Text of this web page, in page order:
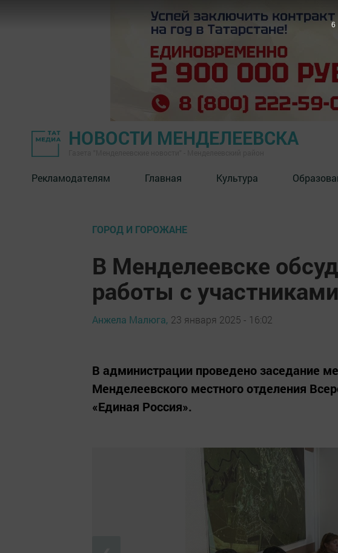
НОВОСТИ МЕНДЕЛЕЕВСКА
Рекламодателям Главная Культура
ГОРОД И ГОРОЖАНЕ
В Менделеевске
работы с
Анжела Малюга, 23 января 2025 - 16:02
В администрации проведено заседание
Менделеевского местного отделения
«Единая Россия».
5